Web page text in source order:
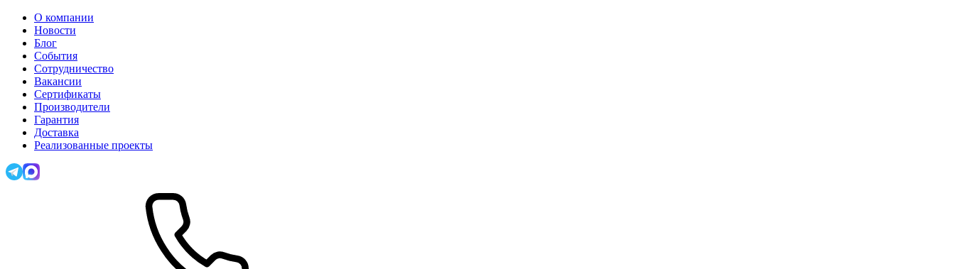
О компании
Новости
Блог
События
Сотрудничество
Вакансии
Сертификаты
Производители
Гарантия
Доставка
Реализованные проекты